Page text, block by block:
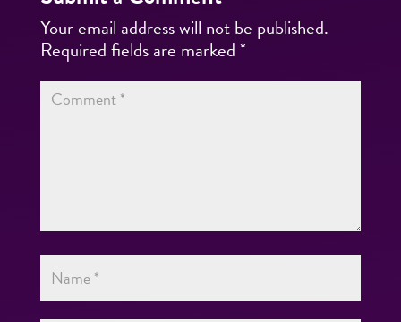
Your email address will not be published.
Required fields are marked*